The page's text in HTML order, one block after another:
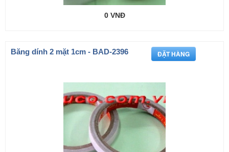
0 VNĐ
Băng dính 2 mặt 1cm - BAD-2396